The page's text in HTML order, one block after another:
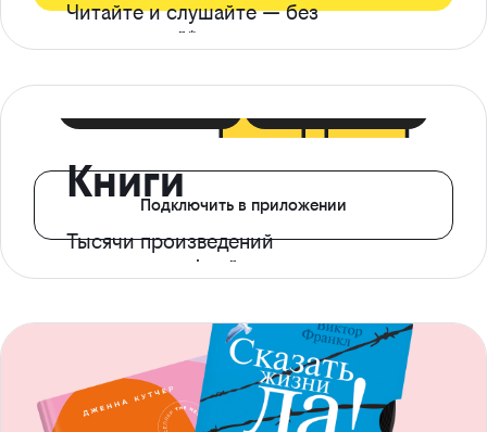
Читайте и слушайте — без
ограничений*
Книги
Тысячи произведений
с доступом офлайн
Подключить в приложении